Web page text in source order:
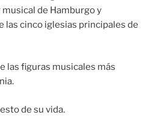
de Hamburgo y
las cinco iglesias principales de
las figuras musicales más
de su vida.